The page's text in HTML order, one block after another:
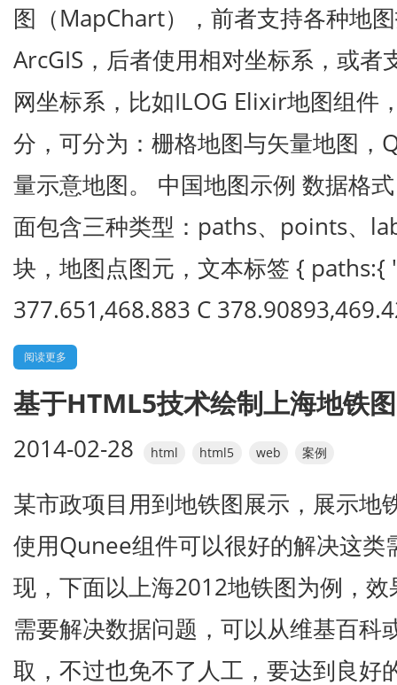
图（MapChart），前者支持各种地
ArcGIS，后者使用相对坐标系，或者
网坐标系，比如ILOG Elixir地图组件
分，可分为：栅格地图与矢量地图，
量示意地图。 中国地图示例 数据格
面包含三种类型：paths、points、
块，地图点图元，文本标签 {
377.651,468.883 C
阅读更多
基于HTML5技术绘制上海地铁图
2014-02-28 html html5 web 案例
某市政项目用到地铁图展示，展示地
使用Qunee组件可以很好的解决这类
现，下面以上海2012地铁图为例，
需要解决数据问题，可以从维基百科
取，不过也免不了人工，要达到良好